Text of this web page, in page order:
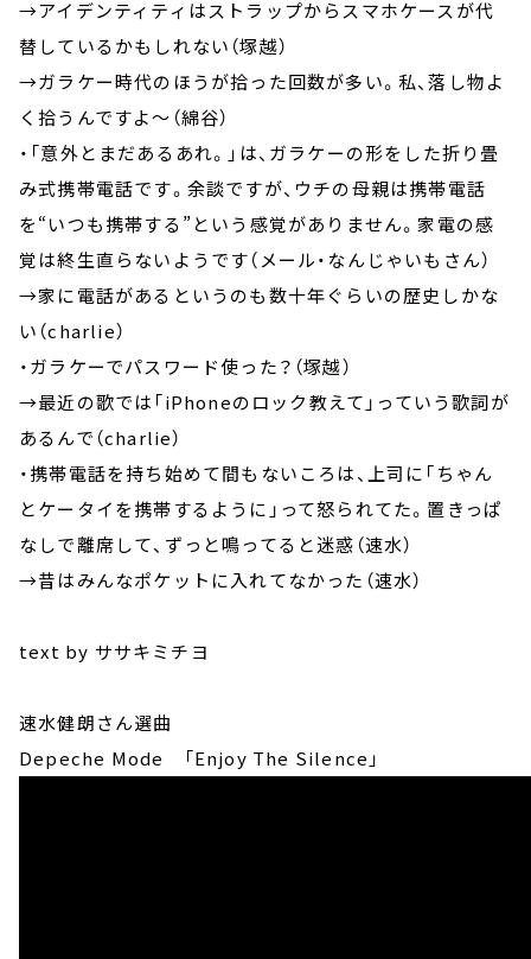
→アイデンティティはストラップからスマホケースが代
替しているかもしれない（塚越）
→ガラケー時代のほうが拾った回数が多い。私、落し物よ
く拾うんですよ～（綿谷）
・「意外とまだあるあれ。」は、ガラケーの形をした折り畳
み式携帯電話です。余談ですが、ウチの母親は携帯電話
を“いつも携帯する”という感覚がありません。家電の感
覚は終生直らないようです（メール・なんじゃいもさん）
→家に電話があるというのも数十年ぐらいの歴史しかな
い（charlie）
・ガラケーでパスワード使った？（塚越）
→最近の歌では「iPhoneのロック教えて」っていう歌詞が
あるんで（charlie）
・携帯電話を持ち始めて間もないころは、上司に「ちゃん
とケータイを携帯するように」って怒られてた。置きっぱ
なしで離席して、ずっと鳴ってると迷惑（速水）
→昔はみんなポケットに入れてなかった（速水）
text by ササキミチヨ
速水健朗さん選曲
Depeche Mode 「Enjoy The Silence」